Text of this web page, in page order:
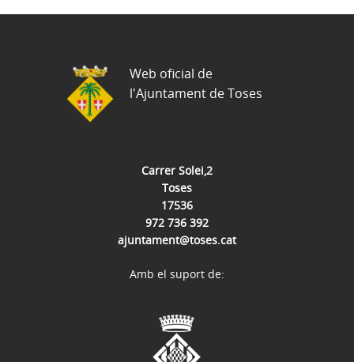
Carrer Solei,2
Toses
17536
972 736 392
ajuntament@toses.cat
Web oficial de
l'Ajuntament de Toses
Amb el suport de: